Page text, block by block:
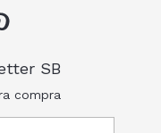
SB
compra